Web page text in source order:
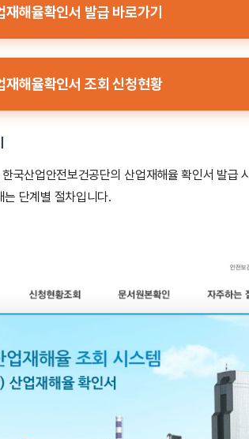
재해율확인서 발급 바로가기
재해율확인서 조회 신청현황
국산업안전보건공단의 산업재해율 확인서 발급
단계별 절차입니다.